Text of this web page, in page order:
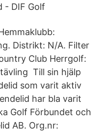
- DIF Golf
Distrikt: N/A. Filter
Club Herrgolf:
Till sin hjälp
som varit aktiv
har bla varit
Golf Förbundet och
AB. Org.nr: